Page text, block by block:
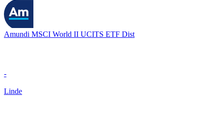
Amundi MSCI World II UCITS ETF Dist
-
Linde